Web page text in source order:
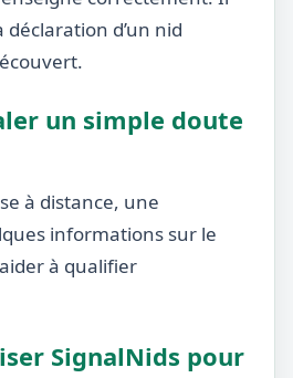
d’un nid
un simple doute
à distance, une
informations sur le
à qualifier
SignalNids pour